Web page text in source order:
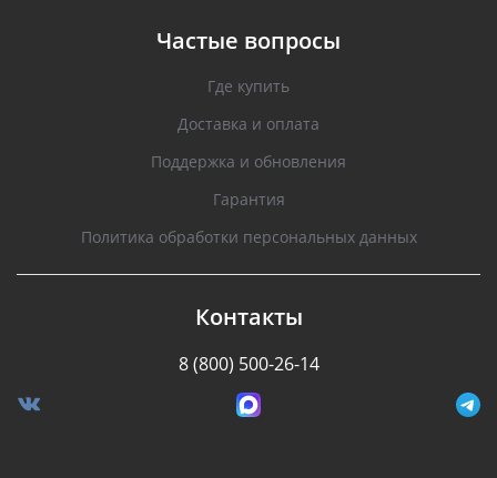
Частые вопросы
Где купить
Доставка и оплата
Поддержка и обновления
Гарантия
Политика обработки персональных данных
Контакты
8 (800) 500-26-14